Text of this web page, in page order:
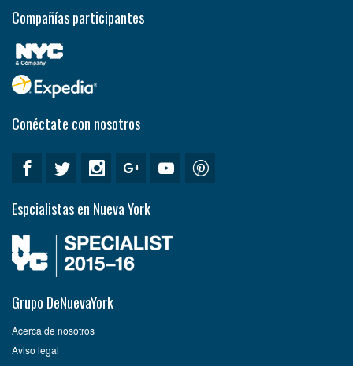
Compañías participantes
Conéctate con nosotros
Espcialistas en Nueva York
Grupo DeNuevaYork
Acerca de nosotros
Aviso legal